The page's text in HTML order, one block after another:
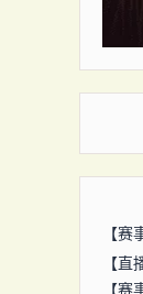
【赛
【直
【赛